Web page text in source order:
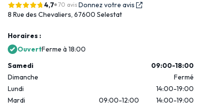
4,7 70 avis Donnez votre avis
8 Rue des Chevaliers, 67600 Selestat
Horaires :
OuvertFerme à 18:00
Samedi
09:00-18:00
Dimanche
Fermé
Lundi
14:00-19:00
Mardi
09:00-12:00
14:00-19:00